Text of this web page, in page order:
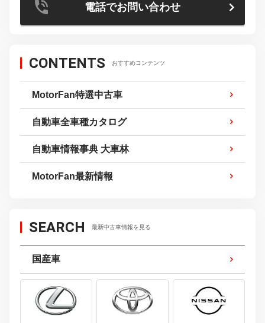
電話でお問い合わせ
CONTENTS おすすめコンテンツ
MotorFan特選中古車
自動車全車種カタログ
自動車情報事典 大車林
MotorFan最新情報
SEARCH 最新中古車情報を見る
国産車